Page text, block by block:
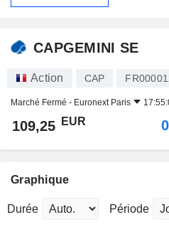
CAPGEMINI SE
Action CAP
Marché Fermé - Euronext Paris
109,25 EUR
Graphique
Durée Période